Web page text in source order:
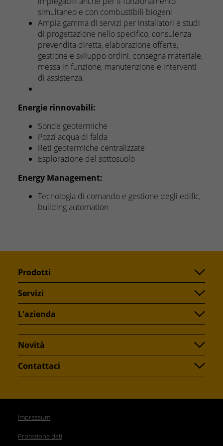
simultaneo e con combustibili biogeni
Ampia gamma di servizi per installatori e studi
di progettazione nello specifico, consulenza
prevendita diretta, elaborazione offerte,
gestione e sviluppo ordini, consegna materiale,
messa in funzione, manutenzione e interventi
di assistenza.
Energie rinnovabili:
Sonde geotermiche
Pozzi acqua di falda
Reti geotermiche centralizzate
Esplorazione del sottosuolo
Energy Management:
Tecnologia di comando e gestione degli edific,
building automation
Prodotti
Servizi
L'azienda
Novità
Contattaci
Impressum
Protezione dati